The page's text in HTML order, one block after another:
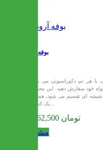
بوفه آروین
هر تم دکوراسیونی می باشد،
خود سفارش دهید. این محصول
ای تقسیم می شود، همچنین
32,062,500 تومان
مشاهده